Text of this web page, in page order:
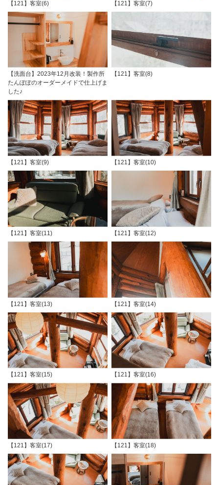
【121】客室(6) 【121】客室(7)
【洗面台】2023年12月改装！製作所
たんぽぽのオーダーメイドで仕上げま
した♪
【121】客室(8)
【121】客室(9) 【121】客室(10)
【121】客室(11) 【121】客室(12)
【121】客室(13) 【121】客室(14)
【121】客室(15) 【121】客室(16)
【121】客室(17) 【121】客室(18)